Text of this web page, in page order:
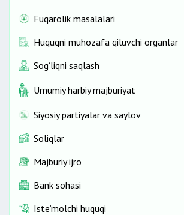
Fuqarolik masalalari
Huquqni muhozafa qiluvchi organlar
Sog‘liqni saqlash
Umumiy harbiy majburiyat
Siyosiy partiyalar va saylov
Soliqlar
Majburiy ijro
Bank sohasi
Iste’molchi huquqi